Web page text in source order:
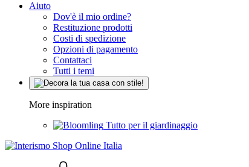
Aiuto
Dov'è il mio ordine?
Restituzione prodotti
Costi di spedizione
Opzioni di pagamento
Contattaci
Tutti i temi
More inspiration
Tutto per il giardinaggio